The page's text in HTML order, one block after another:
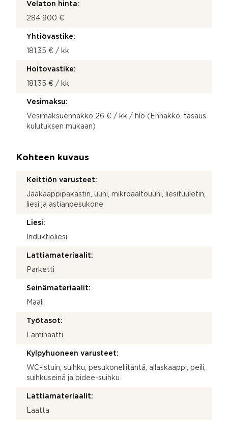
Velaton hinta:
284 900 €
Yhtiövastike:
181,35 € / kk
Hoitovastike:
181,35 € / kk
Vesimaksu:
Vesimaksuennakko 26 € / kk / hlö (Ennakko, tasaus
kulutuksen mukaan)
Kohteen kuvaus
Keittiön varusteet:
Jääkaappipakastin, uuni, mikroaaltouuni, liesituuletin,
liesi ja astianpesukone
Liesi:
Induktioliesi
Lattiamateriaalit:
Parketti
Seinämateriaalit:
Maali
Työtasot:
Laminaatti
Kylpyhuoneen varusteet:
WC-istuin, suihku, pesukoneliitäntä, allaskaappi, peili,
suihkuseinä ja bidee-suihku
Lattiamateriaalit:
Laatta